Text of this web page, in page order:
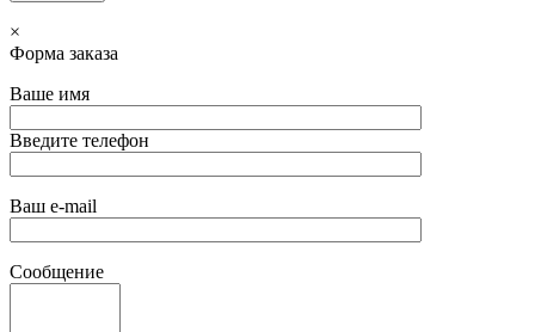
×
Форма заказа
Ваше имя
Введите телефон
Ваш e-mail
Сообщение